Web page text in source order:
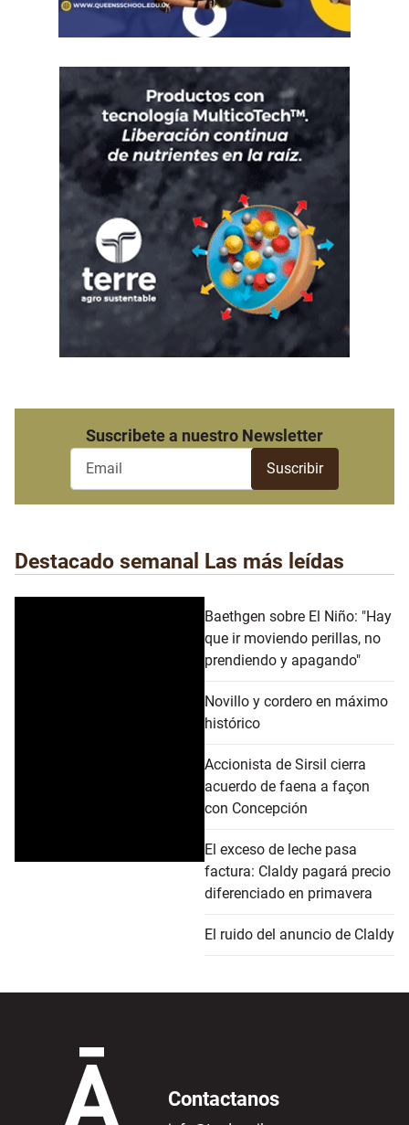
Suscribete a nuestro Newsletter
Destacado semanal Las más leídas
Baethgen sobre El Niño: "Hay
que ir moviendo perillas, no
prendiendo y apagando"
Novillo y cordero en máximo
histórico
Accionista de Sirsil cierra
acuerdo de faena a façon
con Concepción
El exceso de leche pasa
factura: Claldy pagará precio
diferenciado en primavera
El ruido del anuncio de Claldy
Contactanos